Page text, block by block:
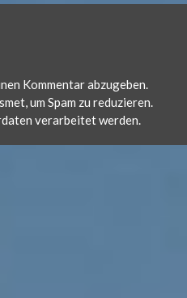
Kommentar abzugeben.
um Spam zu reduzieren.
verarbeitet werden.